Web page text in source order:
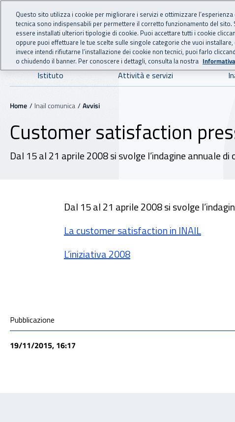
Vai al menu principale
Vai al contenuto principale
INAIL - Istituto Nazionale
Navigazione principale
Istituto Attività e servizi
Navigazione - Ti trovi in:
Home Inail comunica Avvisi
Customer satisfaction
Dal 15 al 21 aprile 2008 si svolge l’indagine annuale
Dal 15 al 21 aprile 2008 si svolge
La customer satisfaction in INAIL
L’iniziativa 2008
Condivisione social
Pubblicazione
19/11/2015, 16:17
Questo sito utilizza i cookie per migliorare i servizi e ottimizzare l’esperienza
tecnica sono indispensabili per permettere il corretto funzionamento del
essere installati ulteriori tipologie di cookie. Puoi accettare tutti i cookie
oppure puoi effettuare le tue scelte sulle singole categorie che vuoi installare,
invece intendi rifiutarne l’installazione dei cookie non tecnici, puoi farlo
o chiudendo il banner. Per conoscere i dettagli, consulta la nostra